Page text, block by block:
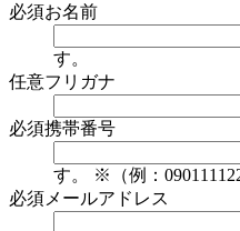
必須お名前
す。
任意フリガナ
必須携帯番号
す。
※（例：
必須 メールアドレス